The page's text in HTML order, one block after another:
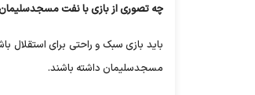
چه تصوری از بازی با نفت
باید بازی سبک و راحتی برای استقلال
مسجدسلیمان داشته باشند.